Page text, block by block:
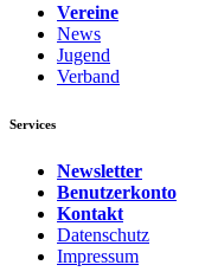
Vereine
News
Jugend
Verband
Services
Newsletter
Benutzerkonto
Kontakt
Datenschutz
Impressum